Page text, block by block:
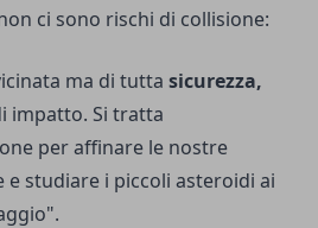
ci sono rischi di collisione:
ma di tutta sicurezza,
impatto. Si tratta
per affinare le nostre
e studiare i piccoli asteroidi ai